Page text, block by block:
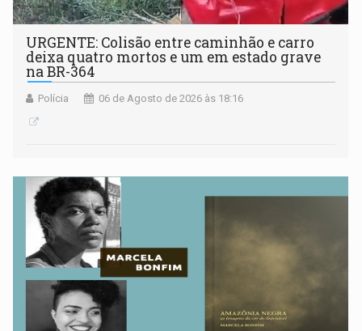
URGENTE: Colisão entre caminhão e carro
deixa quatro mortos e um em estado grave
na BR-364
Polícia 06 de Agosto de 2026 às 18:16